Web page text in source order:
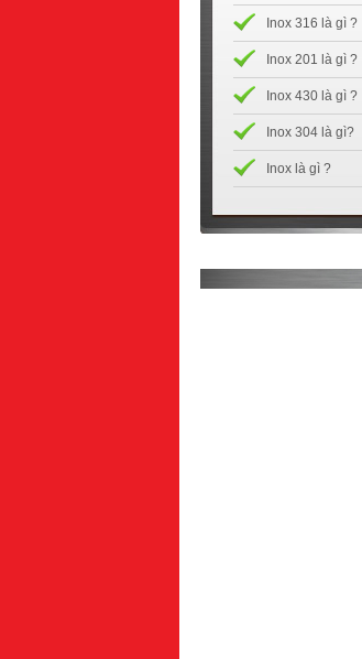
Inox 316 là gì ?
Inox 201 là gì ?
Inox 430 là gì ?
Inox 304 là gì?
Inox là gì ?